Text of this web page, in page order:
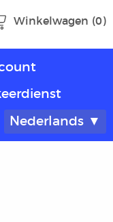
Winkelwagen (0)
Nederlands ▼